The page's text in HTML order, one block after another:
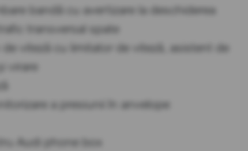
bandă cu avertizare la deschiderea
transversal spate
de viteză cu limitator de viteză, asistent de
virare
a presiunii în anvelope
Audi phone box